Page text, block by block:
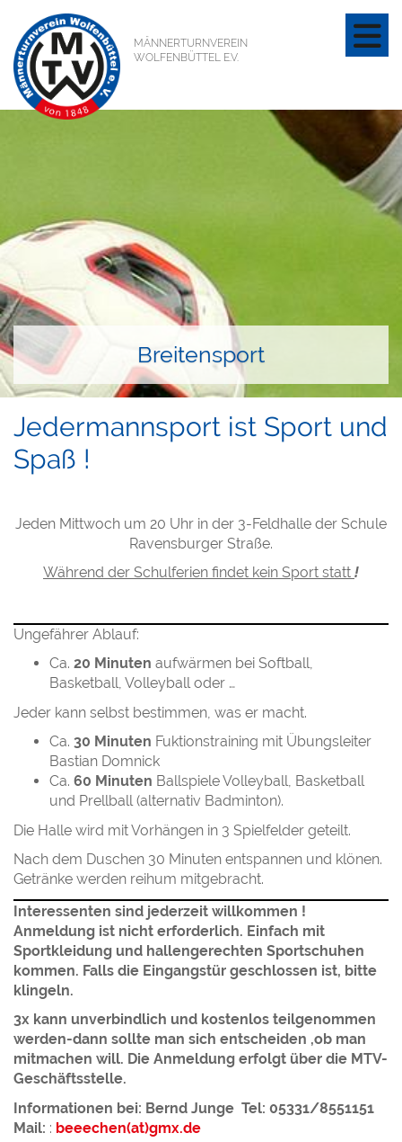
MÄNNERTURNVEREIN
WOLFENBÜTTEL E.V.
Fitness
Jedermannsport ist Sport und
Spaß !
Jeden Mittwoch um 20 Uhr in der 3-Feldhalle der Schule
Ravensburger Straße.
Während der Schulferien findet kein Sport statt !
Ungefährer Ablauf:
Ca. 20 Minuten aufwärmen bei Softball,
Basketball, Volleyball oder …
Jeder kann selbst bestimmen, was er macht.
Ca. 30 Minuten Fuktionstraining mit Übungsleiter
Bastian Domnick
Ca. 60 Minuten Ballspiele Volleyball, Basketball
und Prellball (alternativ Badminton).
Die Halle wird mit Vorhängen in 3 Spielfelder geteilt.
Nach dem Duschen 30 Minuten entspannen und klönen.
Getränke werden reihum mitgebracht.
Interessenten sind jederzeit willkommen !
Anmeldung ist nicht erforderlich. Einfach mit
Sportkleidung und hallengerechten Sportschuhen
kommen. Falls die Eingangstür geschlossen ist, bitte
klingeln.
3x kann unverbindlich und kostenlos teilgenommen
werden-dann sollte man sich entscheiden ,ob man
mitmachen will. Die Anmeldung erfolgt über die MTV-
Geschäftsstelle.
Informationen bei: Bernd Junge Tel: 05331/8551151
Mail: : beeechen(at)gmx.de